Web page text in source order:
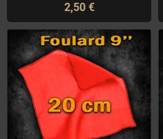
2,50 €